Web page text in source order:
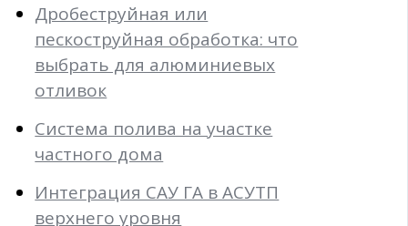
Дробеструйная или
пескоструйная обработка: что
выбрать для алюминиевых
отливок
Система полива на участке
частного дома
Интеграция САУ ГА в АСУТП
верхнего уровня